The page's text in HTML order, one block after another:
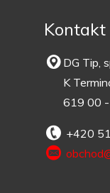
Kontakt
DG Tip,
K
619 00 -
+420